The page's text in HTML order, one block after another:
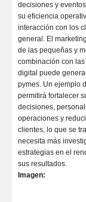
decisiones y
su eficiencia
interacción con los
general. El
de las pequeñas y
combinación con
digital puede
pymes. Un ejemplo
permitirá fortalecer
decisiones,
operaciones y
clientes, lo que se
necesita más
estrategias en el
sus resultados.
Imagen: